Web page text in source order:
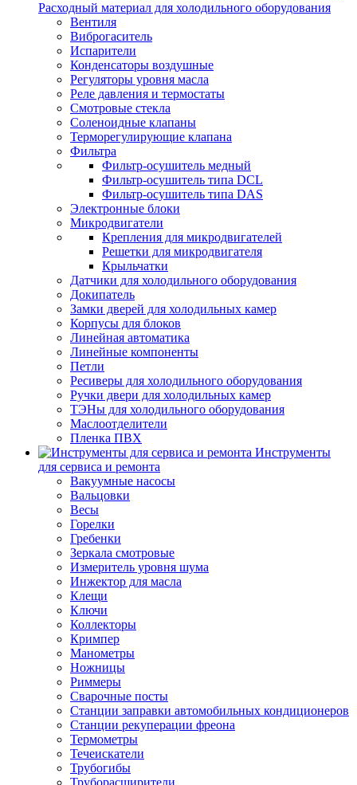
Расходный материал для холодильного оборудования
Вентиля
Виброгаситель
Испарители
Конденсаторы воздушные
Регуляторы уровня масла
Реле давления и термостаты
Смотровые стекла
Соленоидные клапаны
Терморегулирующие клапана
Фильтра
Фильтр-осушитель медный
Фильтр-осушитель типа DCL
Фильтр-осушитель типа DAS
Электронные блоки
Микродвигатели
Крепления для микродвигателей
Решетки для микродвигателя
Крыльчатки
Датчики для холодильного оборудования
Докипатель
Замки дверей для холодильных камер
Корпусы для блоков
Линейная автоматика
Линейные компоненты
Петли
Ресиверы для холодильного оборудования
Ручки двери для холодильных камер
ТЭНы для холодильного оборудования
Маслоотделители
Пленка ПВХ
Инструменты
для сервиса и ремонта
Вакуумные насосы
Вальцовки
Весы
Горелки
Гребенки
Зеркала смотровые
Измеритель уровня шума
Инжектор для масла
Клещи
Ключи
Коллекторы
Кримпер
Манометры
Ножницы
Риммеры
Сварочные посты
Станции заправки автомобильных кондиционеров
Станции рекуперации фреона
Термометры
Течеискатели
Трубогибы
Труборасширители